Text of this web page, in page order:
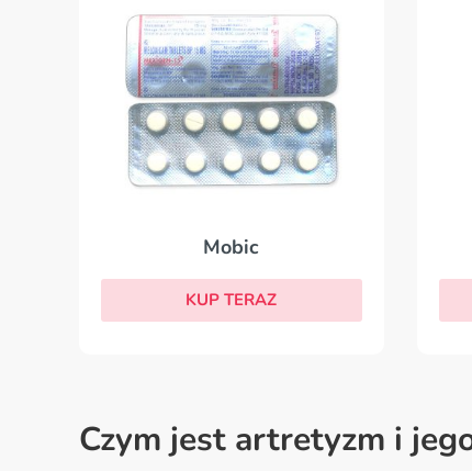
Mobic
KUP TERAZ
Czym jest artretyzm i